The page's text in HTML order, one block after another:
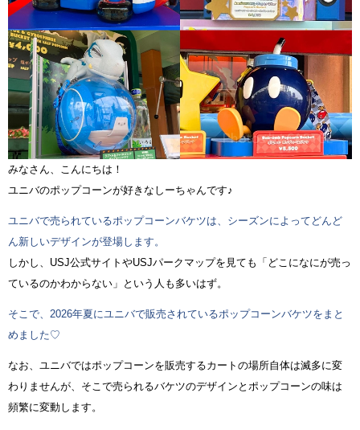
みなさん、こんにちは！
ユニバのポップコーンが好きなしーちゃんです♪
ユニバで売られているポップコーンバケツは、シーズンによってどんど
ん新しいデザインが登場します。
しかし、USJ公式サイトやUSJパークマップを見ても「どこになにが売っ
ているのかわからない」という人も多いはず。
そこで、2026年夏にユニバで販売されているポップコーンバケツをまと
めました♡
なお、ユニバではポップコーンを販売するカートの場所自体は滅多に変
わりませんが、そこで売られるバケツのデザインとポップコーンの味は
頻繁に変動します。